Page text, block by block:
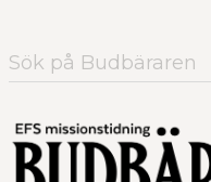
Sök
efter: